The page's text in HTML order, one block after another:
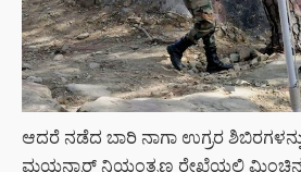
ಆದರೆ ನಡೆದ ಬಾರಿ ನಾಗಾ ಉಗ್ರರ
ಮಯನ್ಮಾರ್ ನಿಯಂತ್ರಣ ರೇಖೆಯಲ್ಲಿ ಮಿಂಚಿನ